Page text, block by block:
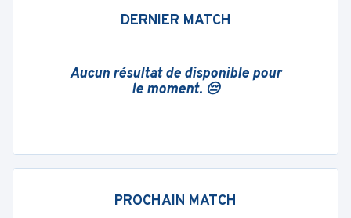
DERNIER MATCH
Aucun résultat de disponible pour
le moment. 😔
PROCHAIN MATCH